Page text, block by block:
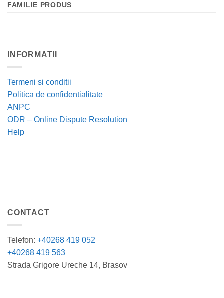
FAMILIE PRODUS
INFORMATII
Termeni si conditii
Politica de confidentialitate
ANPC
ODR – Online Dispute Resolution
Help
CONTACT
Telefon: +40268 419 052
+40268 419 563
Strada Grigore Ureche 14, Brasov